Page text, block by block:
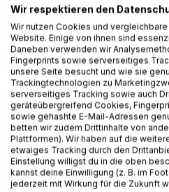
Florian Wieser erzählt in klarer
aus der «harten Arbeit» hinein in
Performing. Es geht um
Selbstausbeutung, um wache
Arbeit, die mit dem Leben tanzt.
Er beschreibt, wie sich eine
kann, wenn Wutkraft, Neugier
Raum bekommen. Wie Geld
innere Klarheit entsteht. Die
Geschichten, tiefe Fragen und
Angetrieben durch die Neugier
Wir respektieren den
Wir nutzen Cookies und
Website. Einige von ihnen sind
Daneben verwenden wir
Fingerprints sowie serverseitiges
unsere Seite besucht und wie sie
Trackingtechnologien zu
serverseitiges Tracking sowie auch
geräteübergreifend Cookies,
sowie gehashte E-Mail-Adressen
betten wir zudem Drittinhalte von
Plattformen). Wir haben auf die
etwaiges Tracking durch den
Einstellung willigst du in die oben
kannst deine Einwilligung (z. B. im
jederzeit mit Wirkung für die Zukunft